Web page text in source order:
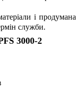
і продумана
служби.
3000-2